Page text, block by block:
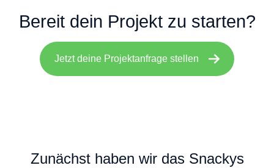
Bereit dein Projekt zu starten?
Jetzt deine Projektanfrage stellen
Zunächst haben wir das Snackys